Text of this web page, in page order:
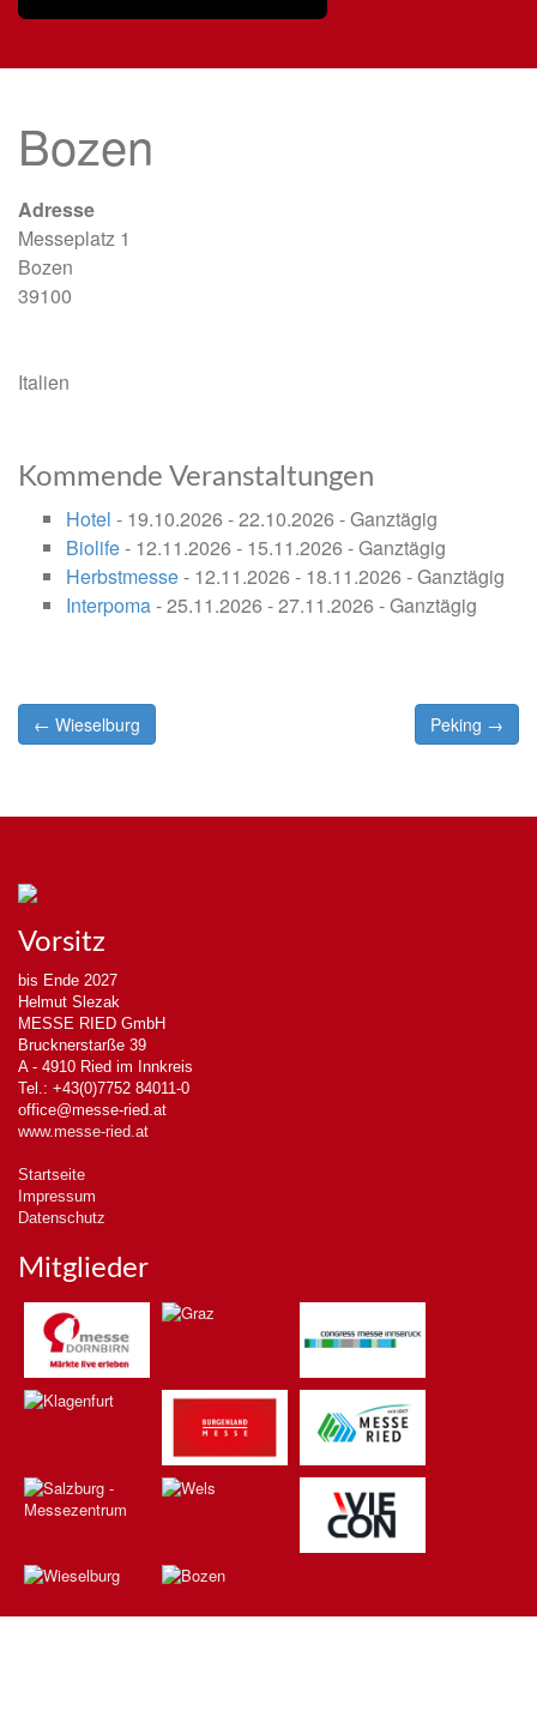
Bozen
Adresse
Messeplatz 1
Bozen
39100
Italien
Kommende Veranstaltungen
Hotel - 19.10.2026 - 22.10.2026 - Ganztägig
Biolife- 12.11.2026 - 15.11.2026 - Ganztägig
Herbstmesse- 12.11.2026 - 18.11.2026 - Ganztägig
Interpoma- 25.11.2026 - 27.11.2026 - Ganztägig
Post
navigation
← Wieselburg Peking →
Vorsitz
bis Ende 2027
Helmut Slezak
MESSE RIED GmbH
Brucknerstarße 39
A - 4910 Ried im Innkreis
Tel.: +43(0)7752 84011-0
office@messe-ried.at
www.messe-ried.at
Startseite
Impressum
Datenschutz
Mitglieder